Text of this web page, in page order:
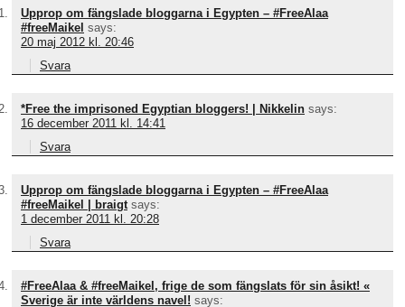
Upprop om fängslade bloggarna i Egypten – #FreeAlaa
#freeMaikel says:
20 maj 2012 kl. 20:46
Svara
*Free the imprisoned Egyptian bloggers! | Nikkelin says:
16 december 2011 kl. 14:41
Svara
Upprop om fängslade bloggarna i Egypten – #FreeAlaa
#freeMaikel | braigt says:
1 december 2011 kl. 20:28
Svara
#FreeAlaa & #freeMaikel, frige de som fängslats för sin åsikt! «
Sverige är inte världens navel! says: